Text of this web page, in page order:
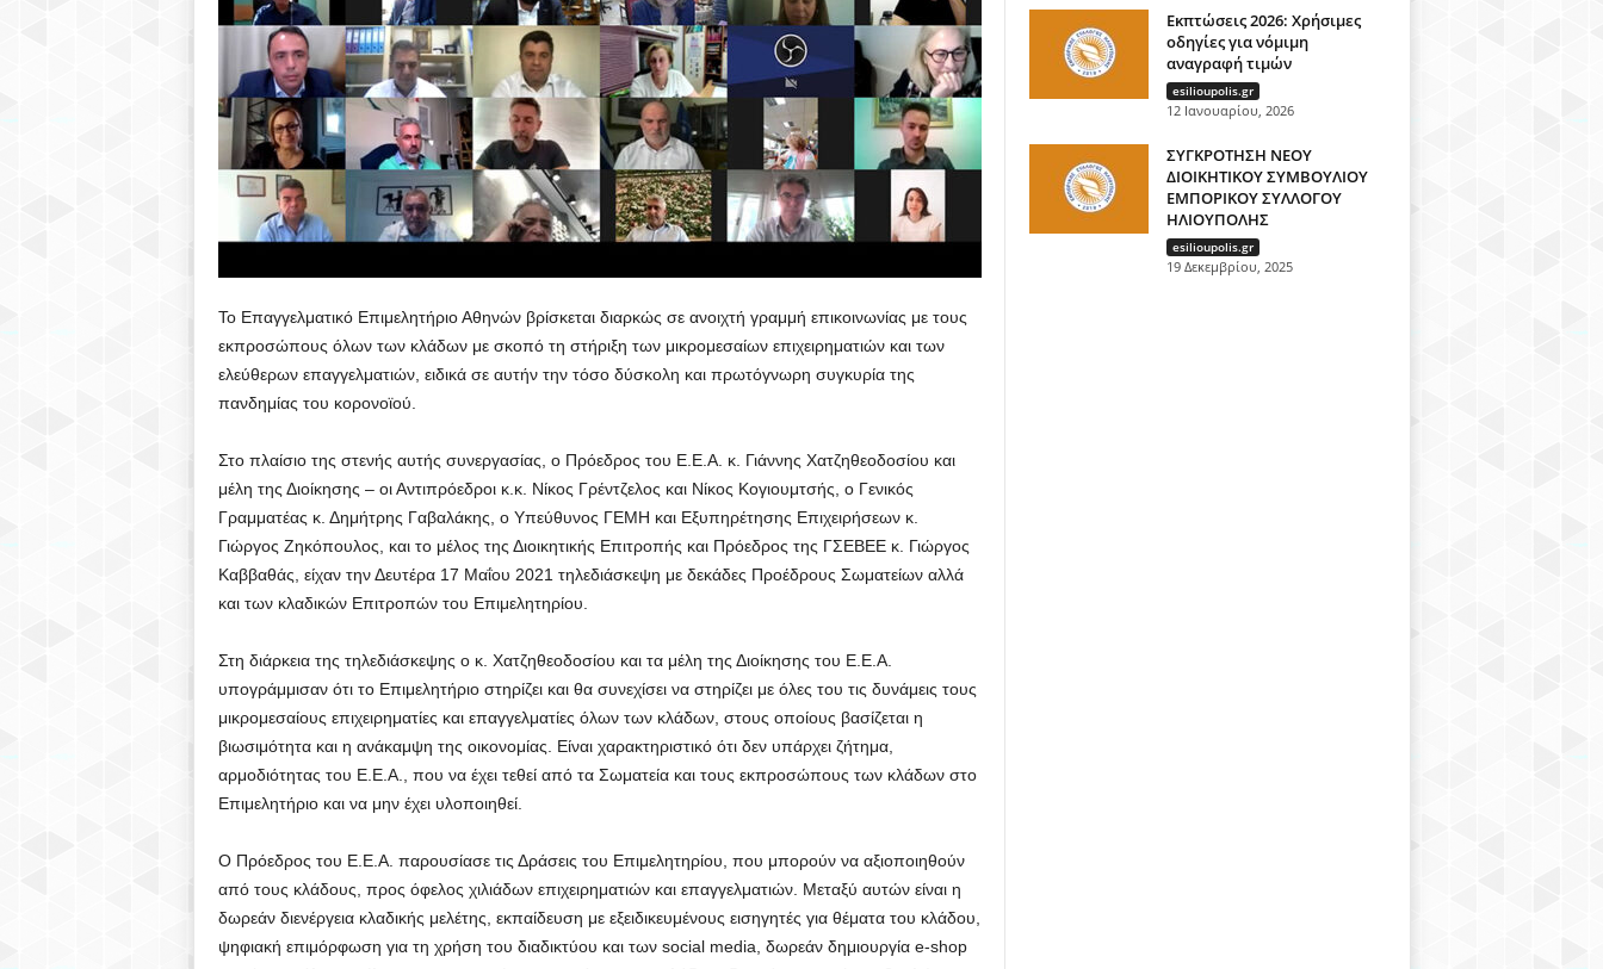
Υ
Λ
Λ
Ο
Γ
Σ
Η
Λ
Ο
Υ
Π
Ο
Λ
Σ
(
Το Επαγγελματικό Επιμελητήριο Αθηνών βρίσκεται διαρκώς σε ανοιχτή γραμμή επικοινωνίας με τους
εκπροσώπους όλων των κλάδων με σκοπό τη στήριξη των μικρομεσαίων επιχειρηματιών και των
ελεύθερων επαγγελματιών, ειδικά σε αυτήν την τόσο δύσκολη και πρωτόγνωρη συγκυρία της
πανδημίας του κορονοϊού.
Στο πλαίσιο της στενής αυτής συνεργασίας, ο Πρόεδρος του Ε.Ε.Α. κ. Γιάννης Χατζηθεοδοσίου και
μέλη της Διοίκησης – οι Αντιπρόεδροι κ.κ. Νίκος Γρέντζελος και Νίκος Κογιουμτσής, ο Γενικός
Γραμματέας κ. Δημήτρης Γαβαλάκης, ο Υπεύθυνος ΓΕΜΗ και Εξυπηρέτησης Επιχειρήσεων κ.
Γιώργος Ζηκόπουλος, και το μέλος της Διοικητικής Επιτροπής και Πρόεδρος της ΓΣΕΒΕΕ κ. Γιώργος
Καββαθάς, είχαν την Δευτέρα 17 Μαΐου 2021 τηλεδιάσκεψη με δεκάδες Προέδρους Σωματείων αλλά
και των κλαδικών Επιτροπών του Επιμελητηρίου.
Στη διάρκεια της τηλεδιάσκεψης ο κ. Χατζηθεοδοσίου και τα μέλη της Διοίκησης του Ε.Ε.Α.
υπογράμμισαν ότι το Επιμελητήριο στηρίζει και θα συνεχίσει να στηρίζει με όλες του τις δυνάμεις τους
μικρομεσαίους επιχειρηματίες και επαγγελματίες όλων των κλάδων, στους οποίους βασίζεται η
βιωσιμότητα και η ανάκαμψη της οικονομίας. Είναι χαρακτηριστικό ότι δεν υπάρχει ζήτημα,
αρμοδιότητας του Ε.Ε.Α., που να έχει τεθεί από τα Σωματεία και τους εκπροσώπους των κλάδων στο
Επιμελητήριο και να μην έχει υλοποιηθεί.
Ο Πρόεδρος του Ε.Ε.Α. παρουσίασε τις Δράσεις του Επιμελητηρίου, που μπορούν να αξιοποιηθούν
από τους κλάδους, προς όφελος χιλιάδων επιχειρηματιών και επαγγελματιών. Μεταξύ αυτών είναι η
δωρεάν διενέργεια κλαδικής μελέτης, εκπαίδευση με εξειδικευμένους εισηγητές για θέματα του κλάδου,
ψηφιακή επιμόρφωση για τη χρήση του διαδικτύου και των social media, δωρεάν δημιουργία e-shop
Εκπτώσεις 2026: Χρήσιμες
οδηγίες για νόμιμη
αναγραφή τιμών
esilioupolis.gr
12 Ιανουαρίου, 2026
ΣΥΓΚΡΟΤΗΣΗ ΝΕΟΥ
ΔΙΟΙΚΗΤΙΚΟΥ ΣΥΜΒΟΥΛΙΟΥ
ΕΜΠΟΡΙΚΟΥ ΣΥΛΛΟΓΟΥ
ΗΛΙΟΥΠΟΛΗΣ
esilioupolis.gr
19 Δεκεμβρίου, 2025